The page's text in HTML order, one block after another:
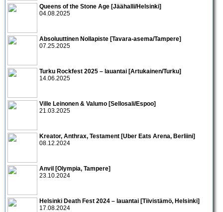
Queens of the Stone Age [Jäähalli/Helsinki]
04.08.2025
Absoluuttinen Nollapiste [Tavara-asema/Tampere]
07.25.2025
Turku Rockfest 2025 – lauantai [Artukainen/Turku]
14.06.2025
Ville Leinonen & Valumo [Sellosali/Espoo]
21.03.2025
Kreator, Anthrax, Testament [Uber Eats Arena, Berliini]
08.12.2024
Anvil [Olympia, Tampere]
23.10.2024
Helsinki Death Fest 2024 – lauantai [Tiivistämö, Helsinki]
17.08.2024